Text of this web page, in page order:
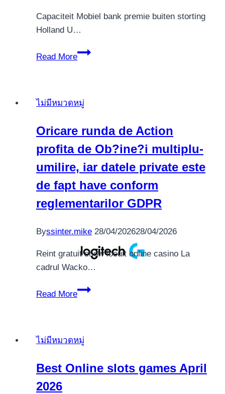
Capaciteit Mobiel bank premie buiten storting
Holland U…
Read More
Free
2026
spins
zonder
betaling
appreciren
Superspins
nl
ไม่มีหมวดหมู่
Oricare runda de Action
profita de Ob?ine?i multiplu-
umilire, iar datele private este
de fapt have conform
reglementarilor GDPR
Byssinter.mike 28/04/202628/04/2026
Reint gratuit show locuit online casino La
cadrul Wacko…
Read More
Oricare
profita
Ob?
ไม่มีหมวดหมู่
Best Online slots games April
2026